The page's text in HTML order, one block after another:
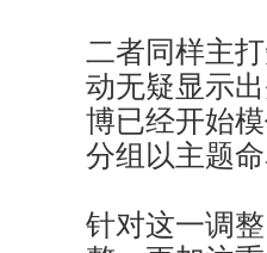
二者同样主
动无疑显示
博已经开始
分组以主题
针对这一调